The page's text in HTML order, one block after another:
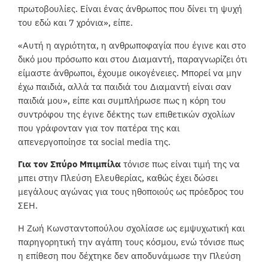
πρωτοβουλίες. Είναι ένας άνθρωπος που δίνει τη ψυχή
του εδώ και 7 χρόνια», είπε.
«Αυτή η αγριότητα, η ανθρωποφαγία που έγινε και στο
δικό μου πρόσωπο και στου Διαμαντή, παραγνωρίζει ότι
είμαστε άνθρωποι, έχουμε οικογένειες. Μπορεί να μην
έχω παιδιά, αλλά τα παιδιά του Διαμαντή είναι σαν
παιδιά μου», είπε και συμπλήρωσε πως η κόρη του
συντρόφου της έγινε δέκτης των επιθετικών σχολίων
που γράφονταν για τον πατέρα της και
απενεργοποίησε τα social media της.
Για τον Σπύρο Μπιμπίλα τόνισε πως είναι τιμή της να
μπει στην Πλεύση Ελευθερίας, καθώς έχει δώσει
μεγάλους αγώνας για τους ηθοποιούς ως πρόεδρος του
ΣΕΗ.
Η Ζωή Κωνσταντοπούλου σχολίασε ως εμψυχωτική και
παρηγορητική την αγάπη τους κόσμου, ενώ τόνισε πως
η επίθεση που δέχτηκε δεν αποδυνάμωσε την Πλεύση